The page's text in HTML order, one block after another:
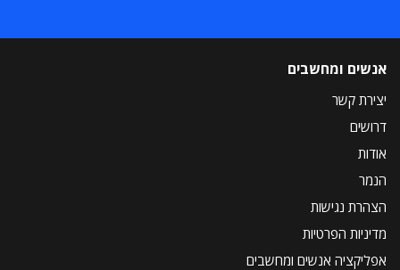
אנשים ומחשבים
יצירת קשר
דרושים
אודות
הנמר
הצהרת נגישות
מדיניות הפרטיות
אפליקציה אנשים ומחשבים